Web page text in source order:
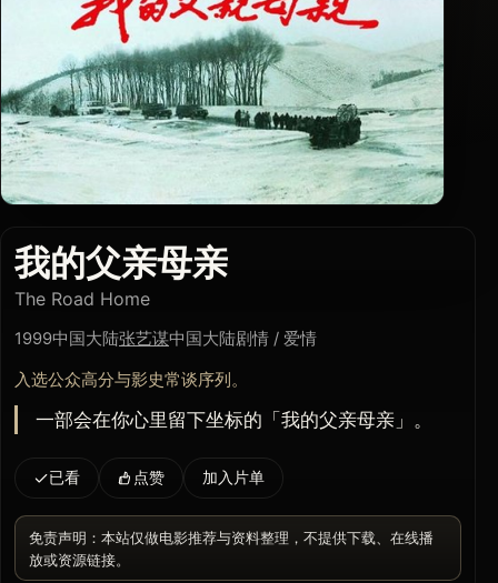
我的父亲母亲
The Road Home
1999中国大陆张艺谋中国大陆剧情 / 爱情
入选公众高分与影史常谈序列。
一部会在你心里留下坐标的「我的父亲母亲」。
已看 点赞 加入片单
免责声明：本站仅做电影推荐与资料整理，不提供下载、在线播
放或资源链接。